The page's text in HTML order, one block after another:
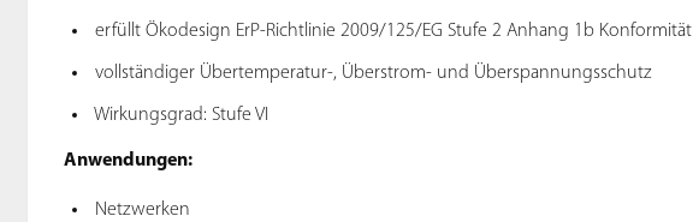
erfüllt Ökodesign ErP-Richtlinie 2009/125/EG Stufe 2 Anhang 1b Konformität
vollständiger Übertemperatur-, Überstrom- und Überspannungsschutz
Wirkungsgrad: Stufe VI
Anwendungen:
Netzwerken